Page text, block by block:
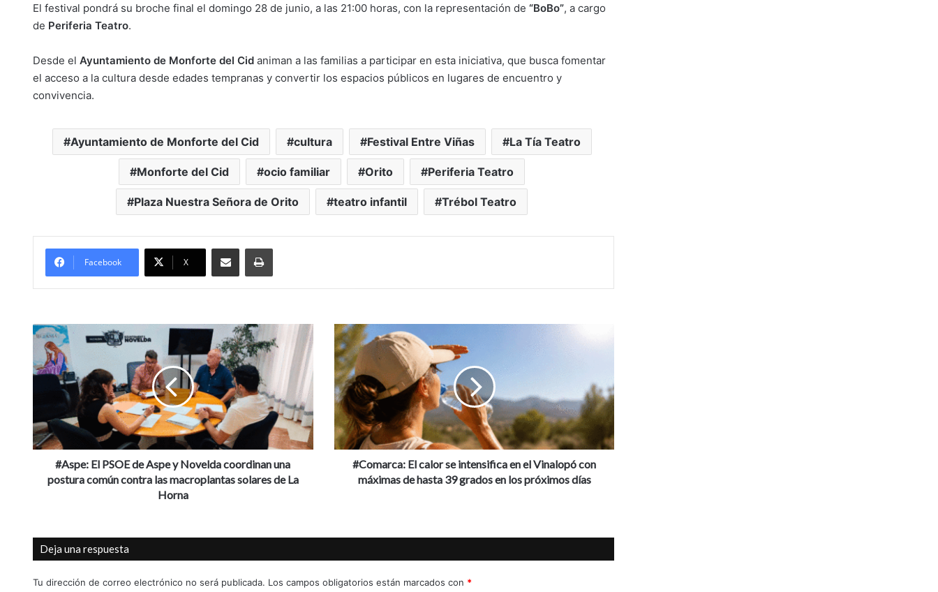
El festival pondrá su broche final el domingo 28 de junio, a las 21:00 horas, con la representación de “BoBo”, a cargo
de Periferia Teatro.
Desde el Ayuntamiento de Monforte del Cid animan a las familias a participar en esta iniciativa, que busca fomentar
el acceso a la cultura desde edades tempranas y convertir los espacios públicos en lugares de encuentro y
convivencia.
Ayuntamiento de Monforte del Cid cultura Festival Entre Viñas La Tía Teatro
Monforte del Cid ocio familiar Orito Periferia Teatro
Plaza Nuestra Señora de Orito teatro infantil Trébol Teatro
Facebook X
Compartir por Mail Imprimir
#Aspe:
PSOE
de
Novelda
coordinan
una
postura
común
solares
de
Horna
#Aspe: El PSOE de Aspe y Novelda coordinan una
postura común contra las macroplantas solares de La
Horna
#Comarca:
El
calor
se
intensifica
en
Vinalopó
con
máximas
en
días
#Comarca: El calor se intensifica en el Vinalopó con
máximas de hasta 39 grados en los próximos días
Deja una respuesta
Tu dirección de correo electrónico no será publicada. Los campos obligatorios están marcados con *